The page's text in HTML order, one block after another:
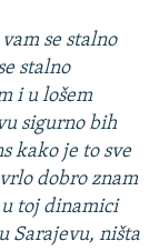
se stalno
stalno
i u lošem
sigurno bih
kako je to sve
dobro znam
toj dinamici
Sarajevu, ništa